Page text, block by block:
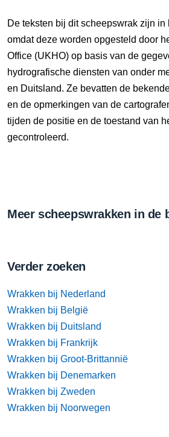
De teksten bij dit scheepswrak zijn
omdat deze worden opgesteld door
Office (UKHO) op basis van de
hydrografische diensten van onder
en Duitsland. Ze bevatten de
en de opmerkingen van de
tijden de positie en de toestand van
gecontroleerd.
Meer scheepswrakken in de
Verder zoeken
Wrakken bij Nederland
Wrakken bij België
Wrakken bij Duitsland
Wrakken bij Frankrijk
Wrakken bij Groot-Brittannië
Wrakken bij Denemarken
Wrakken bij Zweden
Wrakken bij Noorwegen